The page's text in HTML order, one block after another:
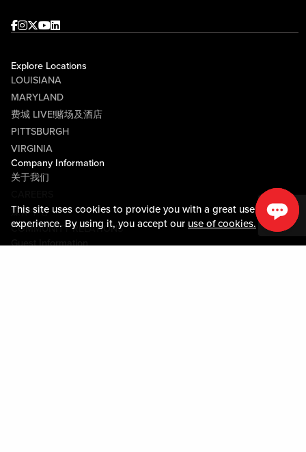
This site uses cookies to provide you with a great user
experience. By using it, you accept our use of cookies.
Facebook
Instagram
Twitter
Youtube
linkedin
Explore Locations
LOUISIANA
MARYLAND
费城 LIVE!赌场及酒店
PITTSBURGH
VIRGINIA
Company Information
关于我们
媒体中心
COMMUNITY RELATIONS
Guest Information